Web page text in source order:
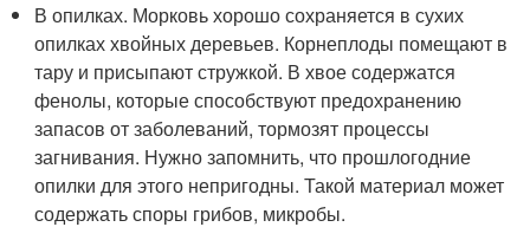
В опилках. Морковь хорошо сохраняется в сухих
опилках хвойных деревьев. Корнеплоды помещают в
тару и присыпают стружкой. В хвое содержатся
фенолы, которые способствуют предохранению
запасов от заболеваний, тормозят процессы
загнивания. Нужно запомнить, что прошлогодние
опилки для этого непригодны. Такой материал может
содержать споры грибов, микробы.